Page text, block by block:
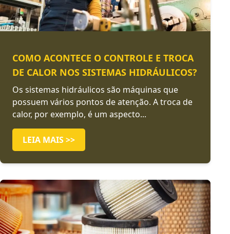
COMO ACONTECE O CONTROLE E TROCA
DE CALOR NOS SISTEMAS HIDRÁULICOS?
Os sistemas hidráulicos são máquinas que
possuem vários pontos de atenção. A troca de
calor, por exemplo, é um aspecto...
LEIA MAIS >>